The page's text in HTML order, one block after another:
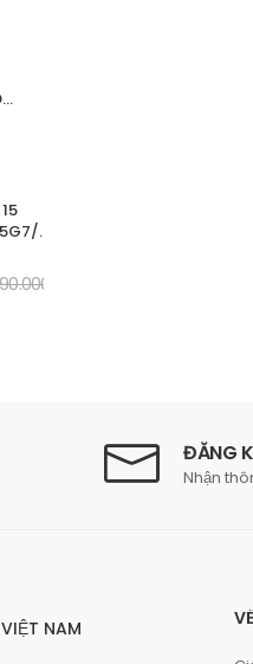
Win
ĐĂNG
Nhận
NAM